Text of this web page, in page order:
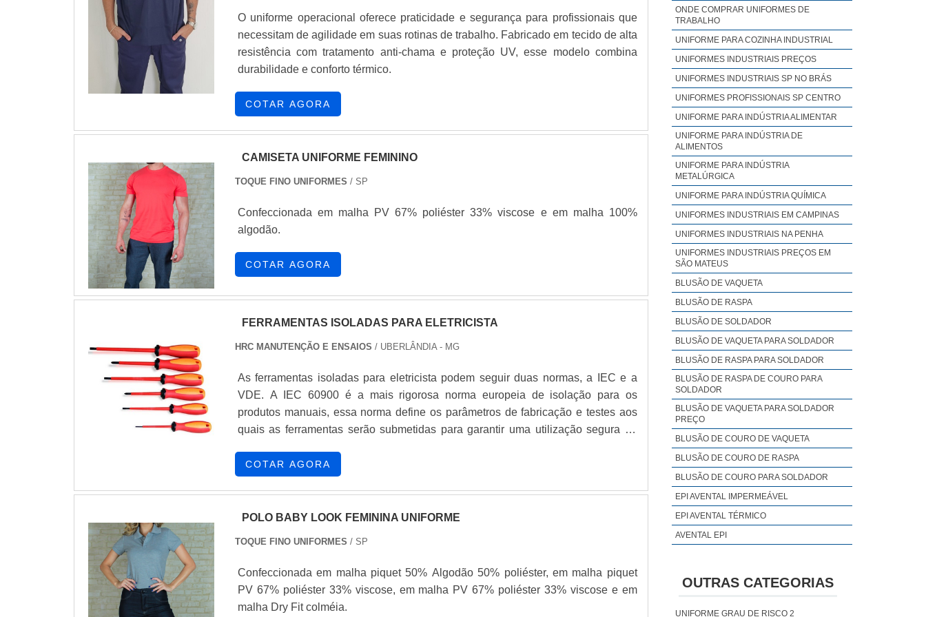
instalações. Assim, conquistando a confiança e a satisfação dos clientes, que são
os maiores objetivos da marca. A Routte é uma empresa que tem se destacado
no segmento pela seriedade e qualidade que comprova sua essência de trazer o
melhor aos clientes no mercado....
O uniforme operacional oferece praticidade e segurança para profissionais que
necessitam de agilidade em suas rotinas de trabalho. Fabricado em tecido de alta
resistência com tratamento anti-chama e proteção UV, esse modelo combina
durabilidade e conforto térmico.
COTAR AGORA
CAMISETA UNIFORME FEMININO
TOQUE FINO UNIFORMES / SP
Confeccionada em malha PV 67% poliéster 33% viscose e em malha 100%
algodão.
COTAR AGORA
FERRAMENTAS ISOLADAS PARA ELETRICISTA
HRC MANUTENÇÃO E ENSAIOS / UBERLÂNDIA - MG
As ferramentas isoladas para eletricista podem seguir duas normas, a IEC e a
VDE. A IEC 60900 é a mais rigorosa norma europeia de isolação para os
produtos manuais, essa norma define os parâmetros de fabricação e testes aos
quais as ferramentas serão submetidas para garantir uma utilização segura ao
Certificações em Elétrica e Eletrotécnica (Instituto VDE) e para obter o certificado
COTAR AGORA
POLO BABY LOOK FEMININA UNIFORME
TOQUE FINO UNIFORMES / SP
Confeccionada em malha piquet 50% Algodão 50% poliéster, em malha piquet
PV 67% poliéster 33% viscose, em malha PV 67% poliéster 33% viscose e em
malha Dry Fit colméia.
ONDE COMPRAR UNIFORMES DE
TRABALHO
UNIFORME PARA COZINHA INDUSTRIAL
UNIFORMES INDUSTRIAIS PREÇOS
UNIFORMES INDUSTRIAIS SP NO BRÁS
UNIFORMES PROFISSIONAIS SP CENTRO
UNIFORME PARA INDÚSTRIA ALIMENTAR
UNIFORME PARA INDÚSTRIA DE
ALIMENTOS
UNIFORME PARA INDÚSTRIA
METALÚRGICA
UNIFORME PARA INDÚSTRIA QUÍMICA
UNIFORMES INDUSTRIAIS EM CAMPINAS
UNIFORMES INDUSTRIAIS NA PENHA
UNIFORMES INDUSTRIAIS PREÇOS EM
SÃO MATEUS
BLUSÃO DE VAQUETA
BLUSÃO DE RASPA
BLUSÃO DE SOLDADOR
BLUSÃO DE VAQUETA PARA SOLDADOR
BLUSÃO DE RASPA PARA SOLDADOR
BLUSÃO DE RASPA DE COURO PARA
SOLDADOR
BLUSÃO DE VAQUETA PARA SOLDADOR
PREÇO
BLUSÃO DE COURO DE VAQUETA
BLUSÃO DE COURO DE RASPA
BLUSÃO DE COURO PARA SOLDADOR
EPI AVENTAL IMPERMEÁVEL
EPI AVENTAL TÉRMICO
AVENTAL EPI
CAMISA GOLA POLO FEMININA UNIFORME
OUTRAS CATEGORIAS
UNIFORME GRAU DE RISCO 2